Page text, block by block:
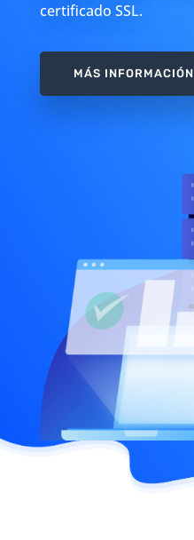
certificado SSL.
MÁS INFORMACIÓN